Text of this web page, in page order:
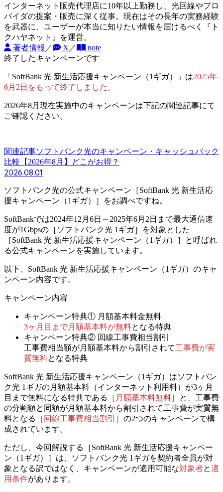
インターネット販売代理店に10年以上勤務し、光回線やプロ
バイダの提案・販売に深く従事。現在はその長年の実務経験
を武器に、ユーザーが本当に知りたい情報を届けるべく『ト
クハヤネット』を運営。
著者情報 ／ X ／
note
終了したキャンペーンです
「SoftBank 光 新生活応援キャンペーン（1ギガ）」は2025年
6月2日をもって終了しました。
2026年8月現在実施中のキャンペーンは下記の関連記事にて
ご確認ください。
関連記事ソフトバンク光のキャンペーン・キャッシュバック
比較【2026年8月】どこがお得？
2026.08.01
ソフトバンク光の公式キャンペーン［SoftBank 光 新生活応
援キャンペーン（1ギガ）］をお調べですね。
SoftBankでは2024年12月6日～2025年6月2日まで最大通信速
度が1Gbpsの［ソフトバンク光 1ギガ］を対象とした
［SoftBank 光 新生活応援キャンペーン（1ギガ）］と呼ばれ
る公式キャンペーンを実施しています。
以下、SoftBank 光 新生活応援キャンペーン（1ギガ）のキャ
ンペーン内容です。
キャンペーン内容
キャンペーン特典① 月額基本料金無料
3ヶ月目まで月額基本料が無料となる特典
キャンペーン特典② 回線工事費相当割引
工事費相当額が月額基本料から割引されて工事費が実
質無料となる特典
SoftBank 光 新生活応援キャンペーン（1ギガ）はソフトバン
ク光 1ギガの月額基本料（インターネット利用料）が3ヶ月
目まで無料になる特典である
［月額基本料無料］ と、 工事費
の分割額と同額が月額基本料から割引されて工事費が実質無
料となる
［回線工事費相当割引］ の2つのキャンペーンで構
成されています。
ただし、今回解説する［SoftBank 光 新生活応援キャンペー
ン（1ギガ）］は、ソフトバンク光 1ギガを契約者全員が対
象となる訳ではなく、 キャンペーンが適用可能な対象者と適
用条件があります。